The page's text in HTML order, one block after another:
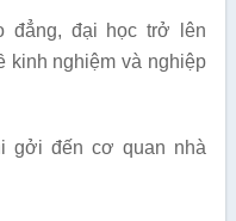
đẳng, đại học trở lên
kinh nghiệm và nghiệp
gởi đến cơ quan nhà